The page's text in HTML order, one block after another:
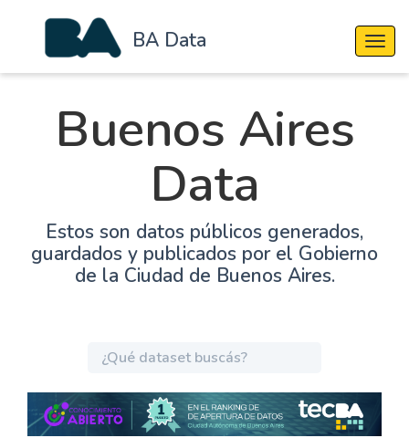
BA Data
Buenos Aires
Data
Estos son datos públicos generados,
guardados y publicados por el Gobierno
de la Ciudad de Buenos Aires.